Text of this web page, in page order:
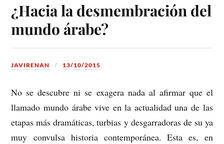
¿Hacia la desmembración del
mundo árabe?
JAVIRENAN 13/10/2015
No se descubre ni se exagera nada al afirmar que el
llamado mundo árabe vive en la actualidad una de las
etapas más dramáticas, turbias y desgarradoras de su ya
muy convulsa historia contemporánea. Esta es, en